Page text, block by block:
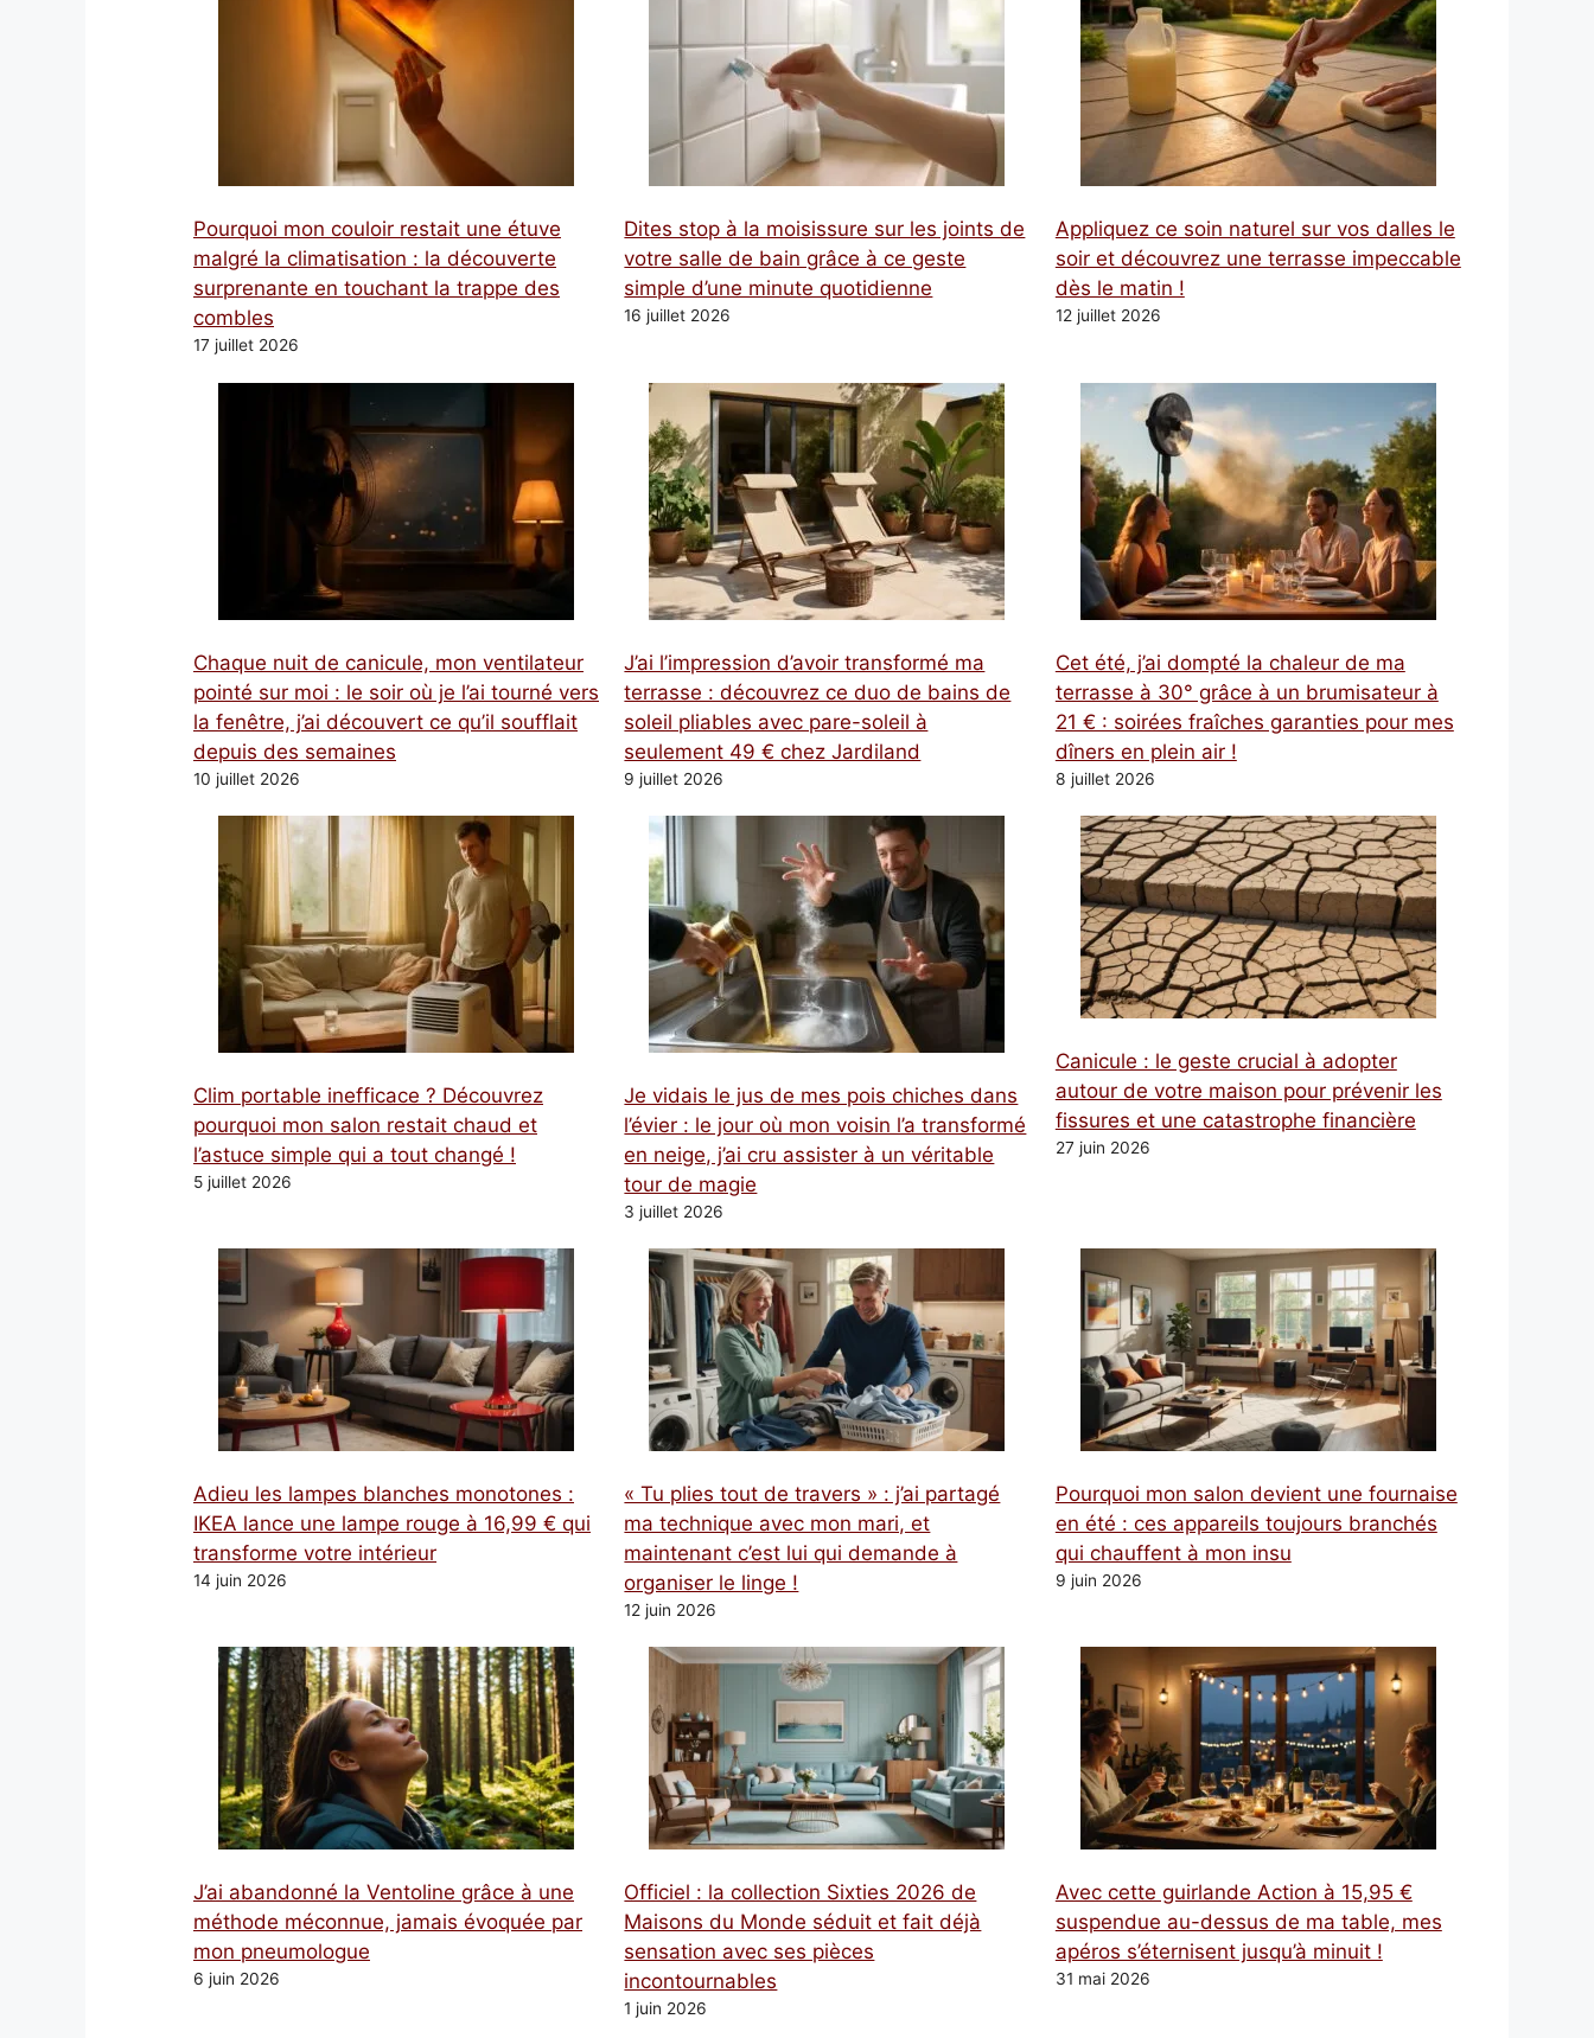
Pourquoi mon couloir restait une étuve
malgré la climatisation : la découverte
surprenante en touchant la trappe des
combles
17 juillet 2026
Dites stop à la moisissure sur les joints de
votre salle de bain grâce à ce geste
simple d’une minute quotidienne
16 juillet 2026
Appliquez ce soin naturel sur vos dalles le
soir et découvrez une terrasse impeccable
dès le matin !
12 juillet 2026
Chaque nuit de canicule, mon ventilateur
pointé sur moi : le soir où je l’ai tourné vers
la fenêtre, j’ai découvert ce qu’il soufflait
depuis des semaines
10 juillet 2026
J’ai l’impression d’avoir transformé ma
terrasse : découvrez ce duo de bains de
soleil pliables avec pare-soleil à
seulement 49 € chez Jardiland
9 juillet 2026
Cet été, j’ai dompté la chaleur de ma
terrasse à 30° grâce à un brumisateur à
21 € : soirées fraîches garanties pour mes
dîners en plein air !
8 juillet 2026
Clim portable inefficace ? Découvrez
pourquoi mon salon restait chaud et
l’astuce simple qui a tout changé !
5 juillet 2026
Je vidais le jus de mes pois chiches dans
l’évier : le jour où mon voisin l’a transformé
en neige, j’ai cru assister à un véritable
tour de magie
3 juillet 2026
Canicule : le geste crucial à adopter
autour de votre maison pour prévenir les
fissures et une catastrophe financière
27 juin 2026
Adieu les lampes blanches monotones :
IKEA lance une lampe rouge à 16,99 € qui
transforme votre intérieur
14 juin 2026
« Tu plies tout de travers » : j’ai partagé
ma technique avec mon mari, et
maintenant c’est lui qui demande à
organiser le linge !
12 juin 2026
Pourquoi mon salon devient une fournaise
en été : ces appareils toujours branchés
qui chauffent à mon insu
9 juin 2026
J’ai abandonné la Ventoline grâce à une
méthode méconnue, jamais évoquée par
mon pneumologue
6 juin 2026
Officiel : la collection Sixties 2026 de
Maisons du Monde séduit et fait déjà
sensation avec ses pièces
incontournables
1 juin 2026
Avec cette guirlande Action à 15,95 €
suspendue au-dessus de ma table, mes
apéros s’éternisent jusqu’à minuit !
31 mai 2026